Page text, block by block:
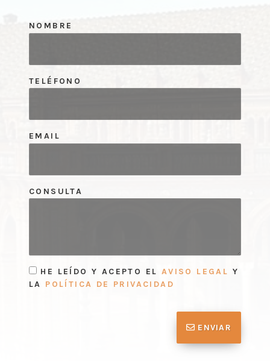
NOMBRE
TELÉFONO
EMAIL
CONSULTA
HE LEÍDO Y ACEPTO EL AVISO LEGAL Y
LA POLÍTICA DE PRIVACIDAD
ENVIAR